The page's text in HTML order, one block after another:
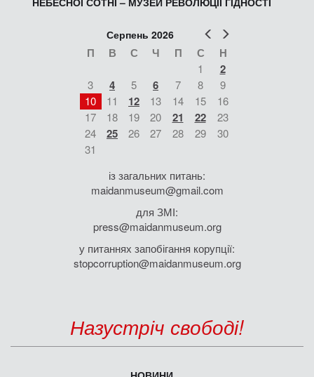
Попер
Серпень 2026
П В С Ч П С Н
1 2
3 4 5 6 7 8
9
10
11 12 13 14 15
16
17
18 19 20 21 22
23
24
25 26 27 28 29
30
31
із загальних питань:
maidanmuseum@gmail.com
для ЗМІ:
press@maidanmuseum.org
у питаннях запобігання корупції:
stopcorruption@maidanmuseum.org
Назустріч свободі!